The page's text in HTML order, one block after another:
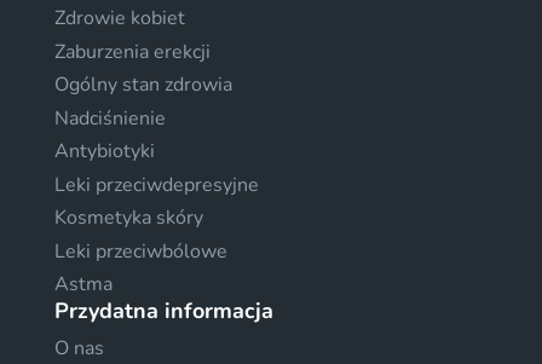
Zdrowie kobiet
Zaburzenia erekcji
Ogólny stan zdrowia
Nadciśnienie
Antybiotyki
Leki przeciwdepresyjne
Kosmetyka skóry
Leki przeciwbólowe
Astma
Przydatna informacja
O nas